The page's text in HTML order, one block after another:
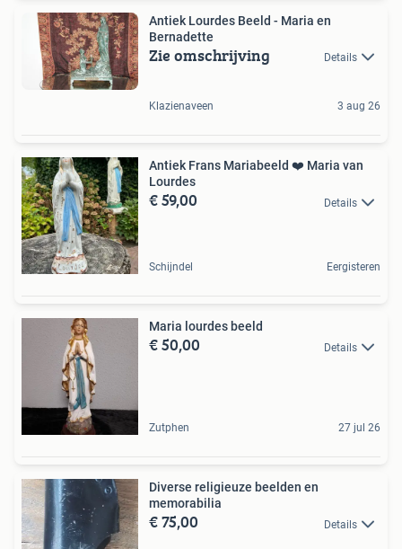
Antiek Lourdes Beeld - Maria en
Bernadette
Zie omschrijving Details
Klazienaveen 3 aug 26
Antiek Frans Mariabeeld ❤️ Maria van
Lourdes
€ 59,00 Details
Schijndel Eergisteren
Maria lourdes beeld
€ 50,00 Details
Zutphen 27 jul 26
Diverse religieuze beelden en
memorabilia
€ 75,00 Details